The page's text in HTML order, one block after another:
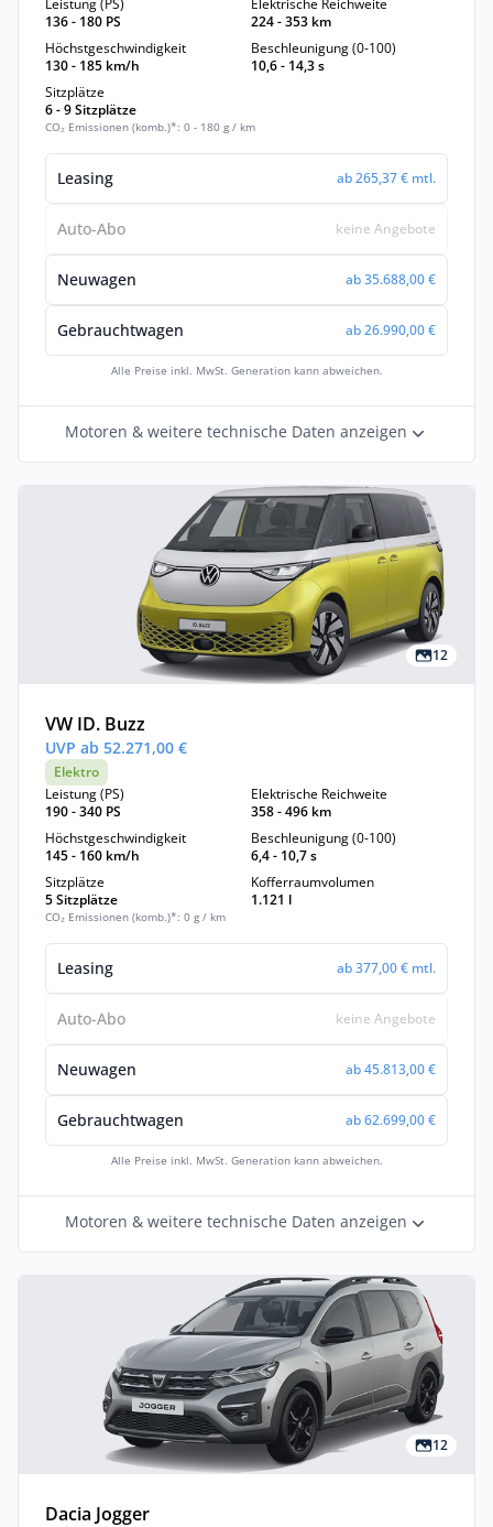
Leistung (PS)
136 - 180 PS
Elektrische Reichweite
224 - 353 km
Höchstgeschwindigkeit
130 - 185 km/h
Beschleunigung (0-100)
10,6 - 14,3 s
Sitzplätze
6 - 9 Sitzplätze
CO₂ Emissionen (komb.)*: 0 - 180 g / km
Leasing ab 265,37 € mtl.
Auto-Abo keine Angebote
Neuwagen ab 35.688,00 €
Gebrauchtwagen ab 26.990,00 €
Alle Preise inkl. MwSt. Generation kann abweichen.
Motoren & weitere technische Daten anzeigen
12
VW ID. Buzz
UVP ab 52.271,00 €
Elektro
Leistung (PS)
190 - 340 PS
Elektrische Reichweite
358 - 496 km
Höchstgeschwindigkeit
145 - 160 km/h
Beschleunigung (0-100)
6,4 - 10,7 s
Sitzplätze
5 Sitzplätze
Kofferraumvolumen
1.121 l
CO₂ Emissionen (komb.)*: 0 g / km
Leasing ab 377,00 € mtl.
Auto-Abo keine Angebote
Neuwagen ab 45.813,00 €
Gebrauchtwagen ab 62.699,00 €
Alle Preise inkl. MwSt. Generation kann abweichen.
Motoren & weitere technische Daten anzeigen
12
Dacia Jogger